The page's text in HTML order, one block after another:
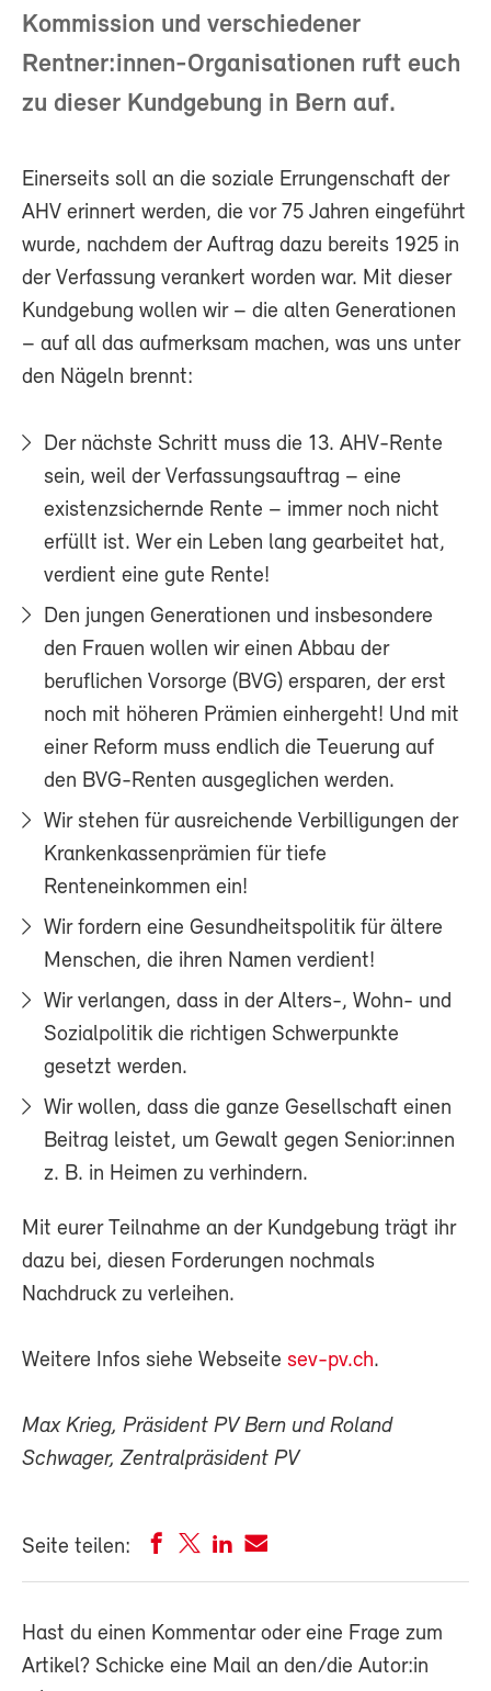
Kommission und verschiedener
Rentner:innen-Organisationen ruft euch
zu dieser Kundgebung in Bern auf.
Einerseits soll an die soziale Errungenschaft der
AHV erinnert werden, die vor 75 Jahren eingeführt
wurde, nachdem der Auftrag dazu bereits 1925 in
der Verfassung verankert worden war. Mit dieser
Kundgebung wollen wir – die alten Generationen
– auf all das aufmerksam machen, was uns unter
den Nägeln brennt:
Der nächste Schritt muss die 13. AHV-Rente
sein, weil der Verfassungsauftrag – eine
existenzsichernde Rente – immer noch nicht
erfüllt ist. Wer ein Leben lang gearbeitet hat,
verdient eine gute Rente!
Den jungen Generationen und insbesondere
den Frauen wollen wir einen Abbau der
beruflichen Vorsorge (BVG) ersparen, der erst
noch mit höheren Prämien einhergeht! Und mit
einer Reform muss endlich die Teuerung auf
den BVG-Renten ausgeglichen werden.
Wir stehen für ausreichende Verbilligungen der
Krankenkassenprämien für tiefe
Renteneinkommen ein!
Wir fordern eine Gesundheitspolitik für ältere
Menschen, die ihren Namen verdient!
Wir verlangen, dass in der Alters-, Wohn- und
Sozialpolitik die richtigen Schwerpunkte
gesetzt werden.
Wir wollen, dass die ganze Gesellschaft einen
Beitrag leistet, um Gewalt gegen Senior:innen
z. B. in Heimen zu verhindern.
Mit eurer Teilnahme an der Kundgebung trägt ihr
dazu bei, diesen Forderungen nochmals
Nachdruck zu verleihen.
Weitere Infos siehe Webseite sev-pv.ch.
Max Krieg, Präsident PV Bern und Roland
Schwager, Zentralpräsident PV
Seite teilen:
Hast du einen Kommentar oder eine Frage zum
Artikel? Schicke eine Mail an den/die Autor:in